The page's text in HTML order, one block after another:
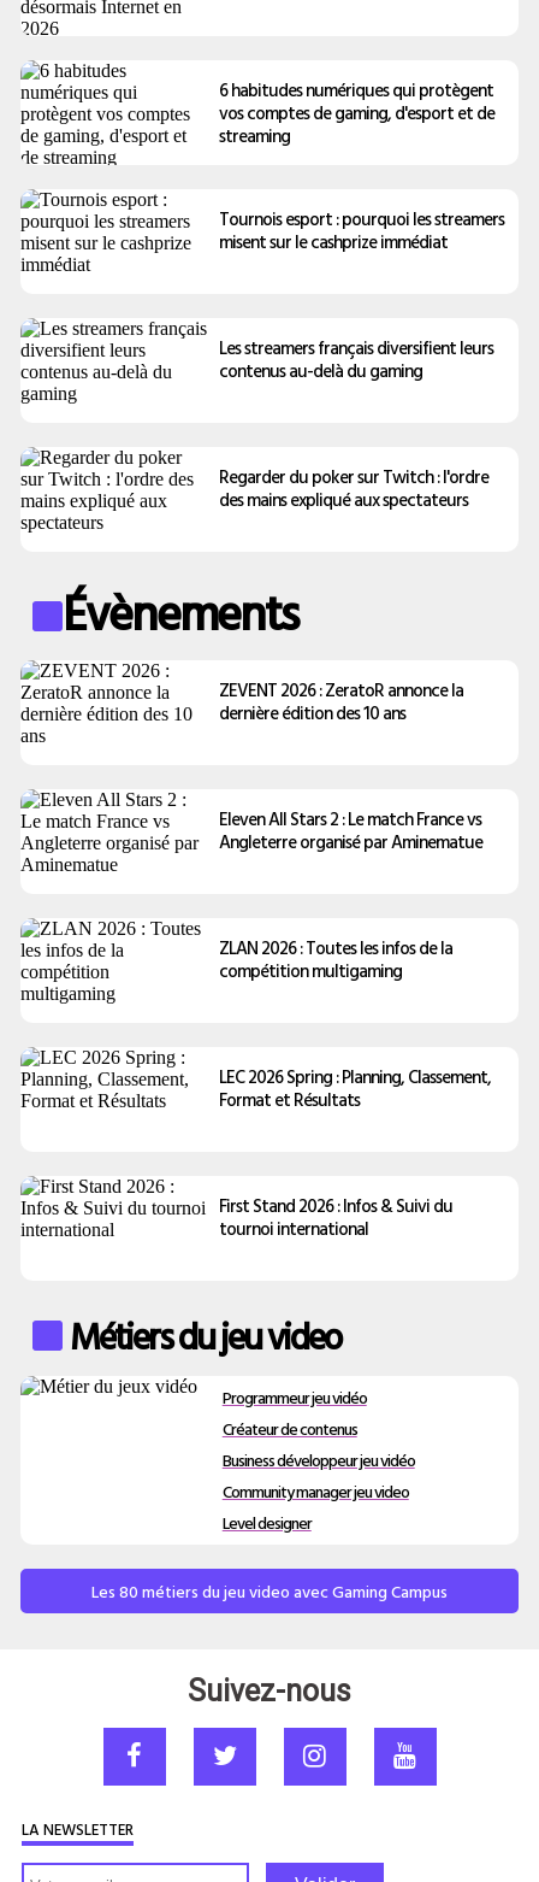
6 habitudes numériques qui protègent
vos comptes de gaming, d'esport et de
streaming
Tournois esport : pourquoi les streamers
misent sur le cashprize immédiat
Les streamers français diversifient leurs
contenus au-delà du gaming
Regarder du poker sur Twitch : l'ordre
des mains expliqué aux spectateurs
Évènements
ZEVENT 2026 : ZeratoR annonce la
dernière édition des 10 ans
Eleven All Stars 2 : Le match France vs
Angleterre organisé par Aminematue
ZLAN 2026 : Toutes les infos de la
compétition multigaming
LEC 2026 Spring : Planning, Classement,
Format et Résultats
First Stand 2026 : Infos & Suivi du
tournoi international
Métiers du jeu video
Programmeur jeu vidéo
Créateur de contenus
Business développeur jeu vidéo
Community manager jeu video
Level designer
Les 80 métiers du jeu video avec Gaming Campus
Suivez-nous
LA NEWSLETTER